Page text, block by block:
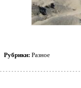
Рубрики: Разное